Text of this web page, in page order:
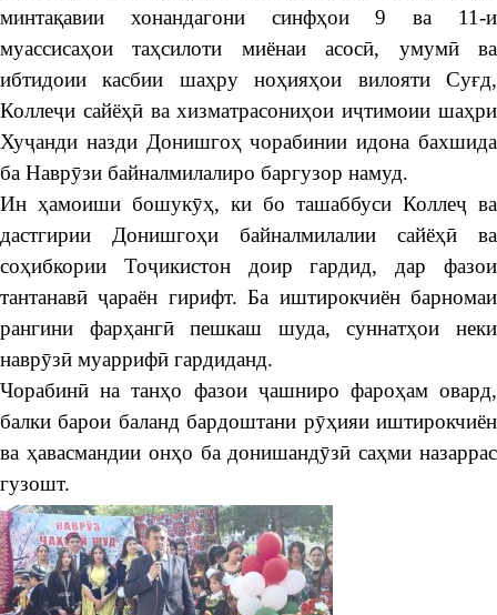
минтақавии хонандагони синфҳои 9 ва 11-и
муассисаҳои таҳсилоти миёнаи асосӣ, умумӣ ва
ибтидоии касбии шаҳру ноҳияҳои вилояти Суғд,
Коллеҷи сайёҳӣ ва хизматрасониҳои иҷтимоии шаҳри
Хуҷанди назди Донишгоҳ чорабинии идона бахшида
ба Наврӯзи байналмилалиро баргузор намуд.
Ин ҳамоиши бошукӯҳ, ки бо ташаббуси Коллеҷ ва
дастгирии Донишгоҳи байналмилалии сайёҳӣ ва
соҳибкории Тоҷикистон доир гардид, дар фазои
тантанавӣ ҷараён гирифт. Ба иштирокчиён барномаи
рангини фарҳангӣ пешкаш шуда, суннатҳои неки
наврӯзӣ муаррифӣ гардиданд.
Чорабинӣ на танҳо фазои ҷашниро фароҳам овард,
балки барои баланд бардоштани рӯҳияи иштирокчиён
ва ҳавасмандии онҳо ба донишандӯзӣ саҳми назаррас
гузошт.